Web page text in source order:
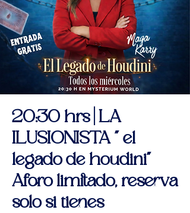
20:30 hrs | LA
ILUSIONISTA " el
legado de houdini"
Aforo limitado, reserva
solo si tienes